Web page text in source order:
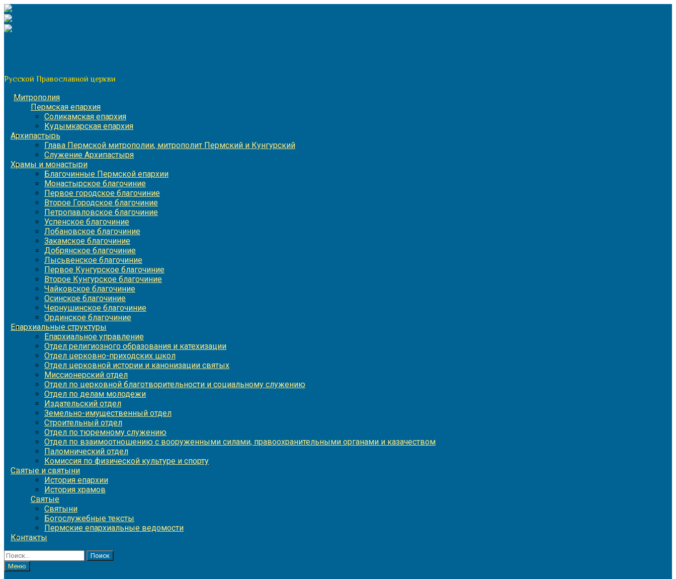
Перейти
к
содержимому
Русской Православной церкви
Митрополия
Пермская епархия
Соликамская епархия
Кудымкарская епархия
Архипастырь
Глава Пермской митрополии, митрополит Пермский и Кунгурский
Служение Архипастыря
Храмы и монастыри
Благочинные Пермской епархии
Монастырское благочиние
Первое городское благочиние
Второе Городское благочиние
Петропавловское благочиние
Успенское благочиние
Лобановское благочиние
Закамское благочиние
Добрянское благочиние
Лысьвенское благочиние
Первое Кунгурское благочиние
Второе Кунгурское благочиние
Чайковское благочиние
Осинское благочиние
Чернушинское благочиние
Ординское благочиние
Епархиальные структуры
Епархиальное управление
Отдел религиозного образования и катехизации
Отдел церковно-приходских школ
Отдел церковной истории и канонизации святых
Миссионерский отдел
Отдел по церковной благотворительности и социальному служению
Отдел по делам молодежи
Издательский отдел
Земельно-имущественный отдел
Строительный отдел
Отдел по тюремному служению
Отдел по взаимоотношению с вооруженными силами, правоохранительными органами и казачеством
Паломнический отдел
Комиссия по физической культуре и спорту
Святые и святыни
История епархии
История храмов
Святые
Святыни
Богослужебные тексты
Пермские епархиальные ведомости
Контакты
Найти:
Меню